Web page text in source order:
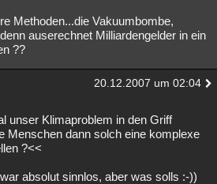
Methoden...die Vakuumbombe,
auserechnet Milliardengelder in ein
??
20.12.2007 um 02:04
unser Klimaproblem in den Griff
Menschen dann solch eine komplexe
?<<
absolut sinnlos, aber was solls :-))